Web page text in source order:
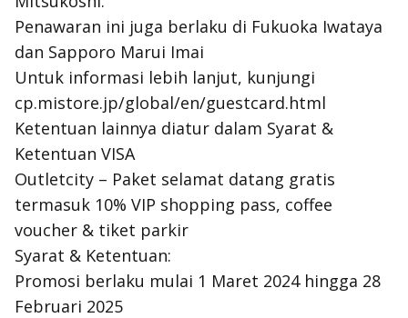
Penawaran ini juga berlaku di Fukuoka Iwataya
dan Sapporo Marui Imai
Untuk informasi lebih lanjut, kunjungi
cp.mistore.jp/global/en/guestcard.html
Ketentuan lainnya diatur dalam Syarat &
Ketentuan VISA
Outletcity – Paket selamat datang gratis
termasuk 10% VIP shopping pass, coffee
voucher & tiket parkir
Syarat & Ketentuan:
Promosi berlaku mulai 1 Maret 2024 hingga 28
Februari 2025